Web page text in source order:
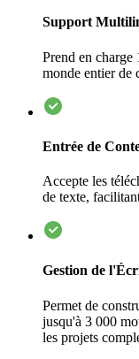
Support
Prend en charge
monde entier de
Entrée de
Accepte les
de texte,
Gestion de
Permet de
jusqu'à 3 000
les projets